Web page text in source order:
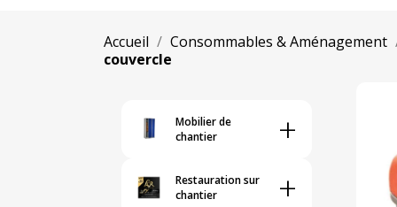
Accueil
Consommables & Aménagement
couvercle
Mobilier de
chantier
+
Restauration sur
chantier
+